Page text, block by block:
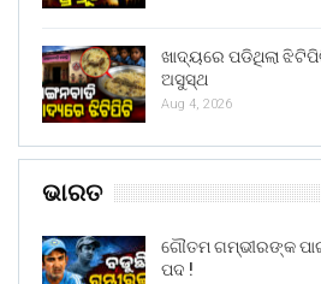
ଖାଦ୍ୟରେ ପଡିଥିଲା
ଅସୁସ୍ଥ
Aug 4, 2026
ଭାରତ
ଗୌତମ ଗମ୍ଭୀରଙ୍କ
ପଦ !